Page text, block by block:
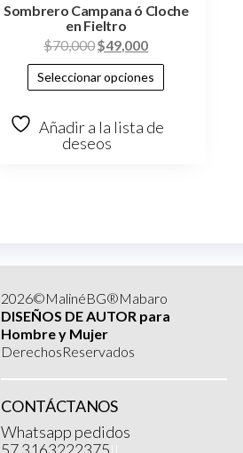
Sombrero Campana ó Cloche
en Fieltro
$70,000$49,000
Seleccionar opciones
Añadir a la lista de
deseos
2026©MalinéBG®Mabaro
DISEÑOS DE AUTOR para
Hombre y Mujer
DerechosReservados
CONTÁCTANOS
Whatsapp pedidos